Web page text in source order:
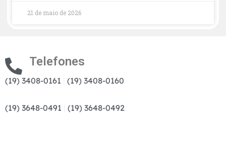
21 de maio de 2026
Telefones
(19) 3408-0161 (19) 3408-0160
(19) 3648-0491 (19) 3648-0492